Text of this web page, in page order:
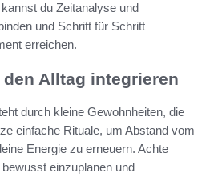
du Zeitanalyse und
und Schritt für Schritt
erreichen.
Alltag integrieren
durch kleine Gewohnheiten, die
einfache Rituale, um Abstand vom
Energie zu erneuern. Achte
einzuplanen und